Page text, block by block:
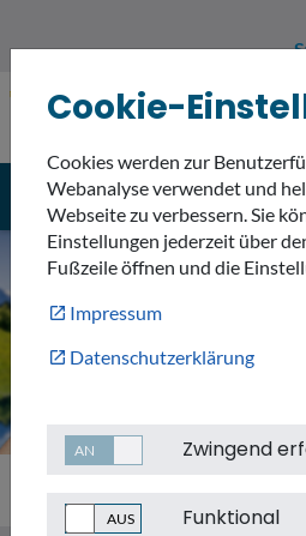
Umweltnavigator
Menü
Cookie-
Cookies werden zur
Webanalyse verwendet und
Webseite zu verbessern. Sie
Einstellungen jederzeit über
Fußzeile öffnen und die
Impressum
Datenschutzerklärung
Zwingend
Funktional